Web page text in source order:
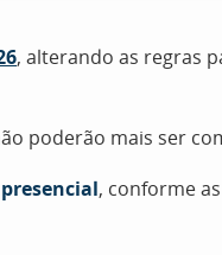
, alterando as regras
poderão mais ser
, conforme